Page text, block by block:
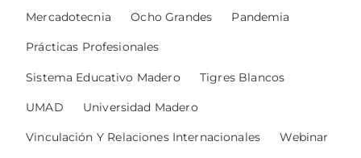
Mercadotecnia Ocho Grandes Pandemia
Prácticas Profesionales
Sistema Educativo Madero Tigres Blancos
UMAD Universidad Madero
Vinculación Y Relaciones Internacionales Webinar